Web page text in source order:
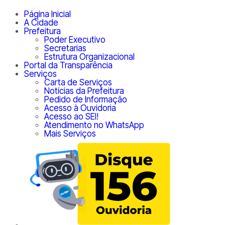
Página Inicial
A Cidade
Prefeitura
Poder Executivo
Secretarias
Estrutura Organizacional
Portal da Transparência
Serviços
Carta de Serviços
Notícias da Prefeitura
Pedido de Informação
Acesso à Ouvidoria
Acesso ao SEI!
Atendimento no WhatsApp
Mais Serviços